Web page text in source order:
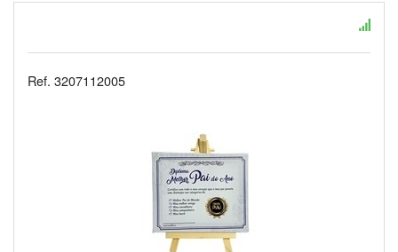
Ref. 3207112005